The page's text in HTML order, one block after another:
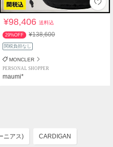
¥98,406送料込
29%OFF ¥138,600
関税負担なし
MONCLER
PERSONAL SHOPPER
maumi*
ニアス) CARDIGAN